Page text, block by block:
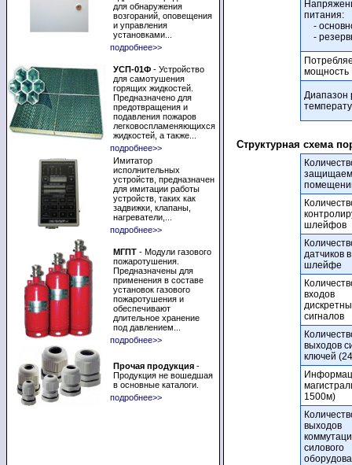
для обнаружения
возгораний, оповещения
и управления
установками...
подробнее>>
УСП-01Ф - Устройство
для самотушения
горящих жидкостей.
Предназначено для
предотвращения и
подавления пожаров
легковоспламеняющихся
жидкостей, а также...
подробнее>>
Имитатор
исполнительных
устройств, предназначен
для имитации работы
устройств, таких как
задвижки, клапаны,
нагреватели,...
подробнее>>
МГПТ - Модули газового
пожаротушения.
Предназначены для
применения в составе
установок газового
пожаротушения и
обеспечивают
длительное хранение
под давлением...
подробнее>>
Прочая продукция -
Продукция не вошедшая
в основные каталоги.
подробнее>>
питания:
-
-
мощность
Диапазон
Структурная схема
шлейфов
датчиков в
шлейфе
входов
сигналов
выходов
ключей
1500м)
выходов
силового